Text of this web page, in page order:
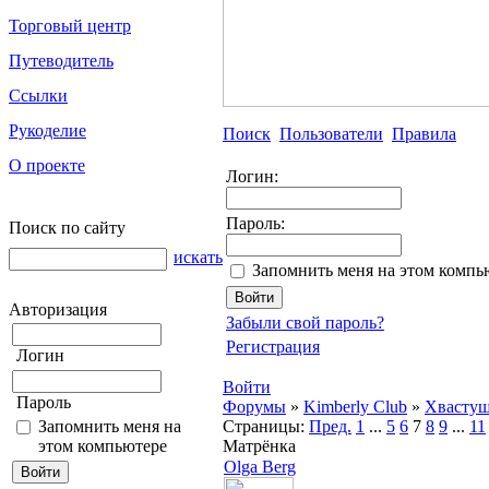
Торговый центр
Путеводитель
Ссылки
Рукоделие
О проекте
Поиск по сайту
искать
Авторизация
Логин
Пароль
Запомнить меня на
этом компьютере
Поиск Пользователи Правила
Логин:
Пароль:
Запомнить меня на этом
Забыли свой пароль?
Регистрация
Войти
Форумы » Kimberly Club »
Страницы: Пред. 1 ... 5 6 7 8 9 ... 11
Матрёнка
Olga Berg